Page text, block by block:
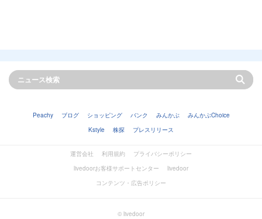
Peachy ブログ ショッピング バンク みんかぶ
みんかぶChoice
Kstyle
株探 プレスリリース
運営会社 利用規約
プライバシーポリシー
livedoorお客様サポートセンター
livedoor
コンテンツ・広告ポリシー
© livedoor